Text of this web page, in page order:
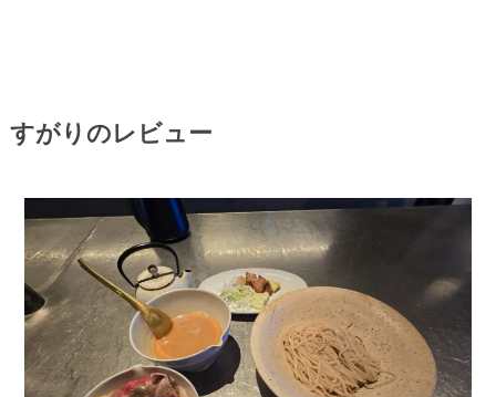
すがりのレビュー